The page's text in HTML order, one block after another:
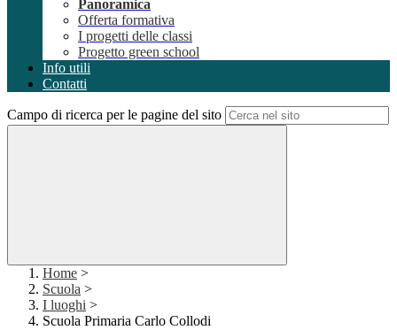
Panoramica
Offerta formativa
I progetti delle classi
Progetto green school
Info utili
Contatti
Campo di ricerca per le pagine del sito
Home >
Scuola >
I luoghi >
Scuola Primaria Carlo Collodi